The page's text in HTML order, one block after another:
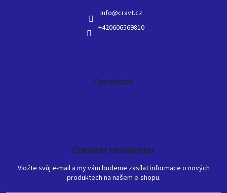
info@cravt.cz
+420606569810
Facebook
Odebírat newsletter
Vložte svůj e-mail a my vám budeme zasílat informace o nových
produktech na našem e-shopu.